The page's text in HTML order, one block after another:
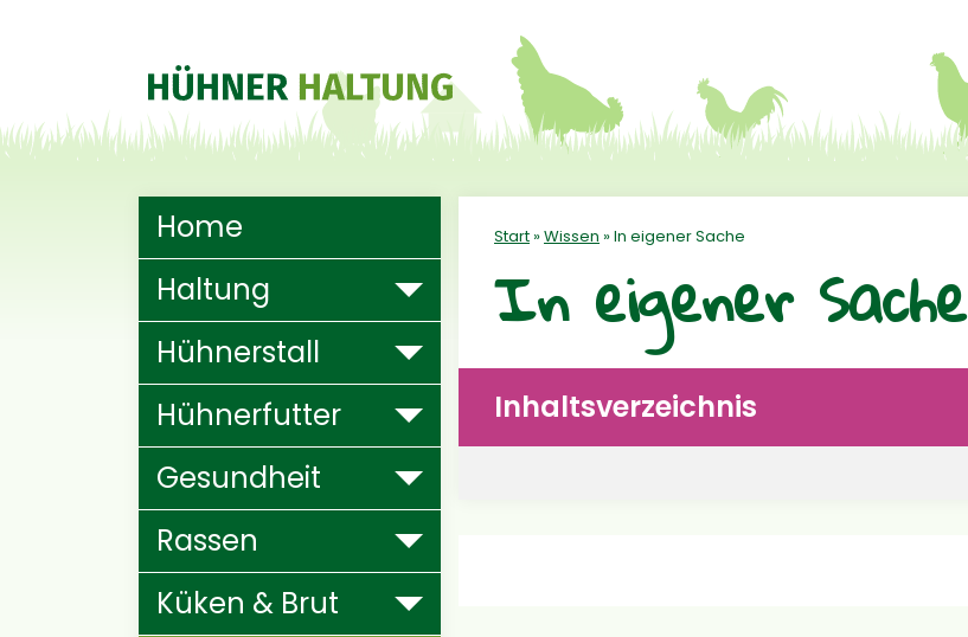
Hauptnavigation
Start »Wissen »In eigener Sache
In eigener Sache
Inhaltsverzeichnis
Home
Haltung
Hühnerstall
Hühnerfutter
Gesundheit
Rassen
Küken & Brut